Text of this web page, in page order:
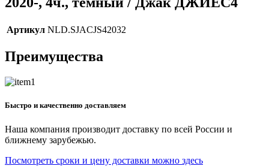
Артикул NLD.SJACJS42032
Преимущества
Быстро и качественно доставляем
Наша компания производит доставку по всей России и
ближнему зарубежью.
Посмотреть сроки и цену доставки можно здесь